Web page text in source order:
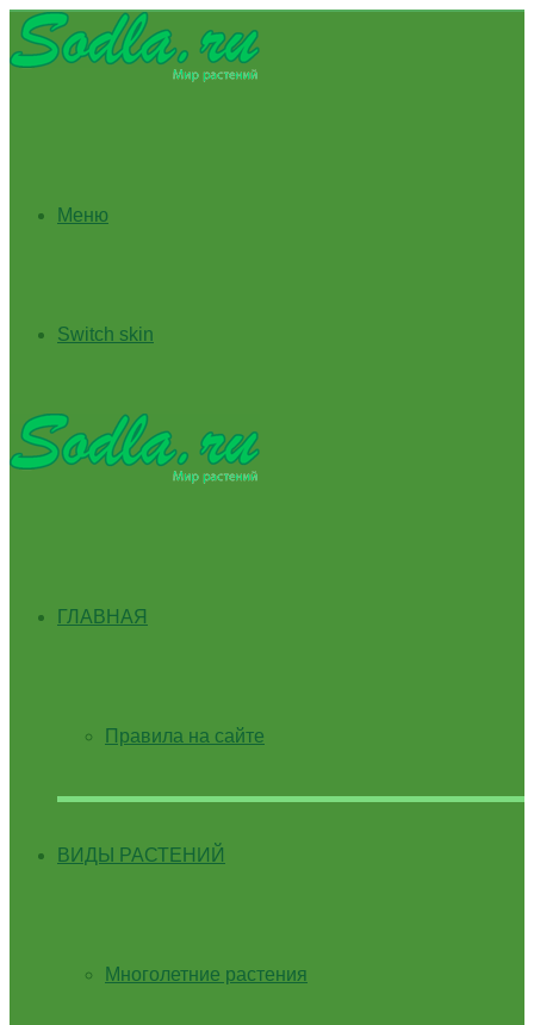
Меню
Switch skin
ГЛАВНАЯ
Правила на сайте
ВИДЫ РАСТЕНИЙ
Многолетние растения